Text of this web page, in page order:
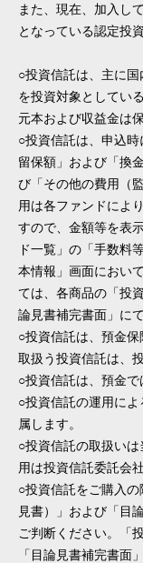
また、現在、加入し
となっている認定投
○投資信託は、主に
を投資対象としてい
元本および収益金は
○投資信託は、申込
留保額」および「換
び「その他の費用（
用は各ファンドによ
すので、金額等を表
ド一覧」の「手数料
本情報」画面におい
ては、各商品の「投
論見書補完書面」に
○投資信託は、預金
取扱う投資信託は、
○投資信託は、預金で
○投資信託の運用に
属します。
○投資信託の取扱い
用は投資信託委託会
○投資信託をご購入
見書）」および「目
ご判断ください。「
「目論見書補完書面